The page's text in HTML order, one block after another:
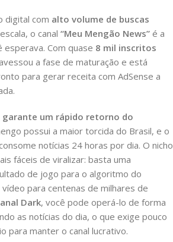
digital com alto volume de buscas
o canal “Meu Mengão News” é a
Com quase 8 mil inscritos
a fase de maturação e está
para gerar receita com AdSense a
garante um rápido retorno do
possui a maior torcida do Brasil, e o
notícias 24 horas por dia. O nicho
fáceis de viralizar: basta uma
de jogo para o algoritmo do
para centenas de milhares de
Dark, você pode operá-lo de forma
as notícias do dia, o que exige pouco
para manter o canal lucrativo.